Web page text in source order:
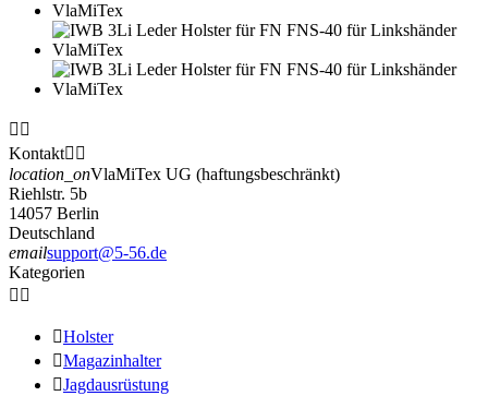
 
Kontakt 
location_onVlaMiTex UG (haftungsbeschränkt)
Riehlstr. 5b
14057 Berlin
Deutschland
emailsupport@5-56.de
Kategorien
 
Holster
Magazinhalter
Jagdausrüstung